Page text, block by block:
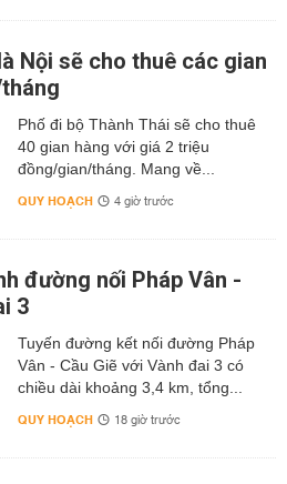
Nội sẽ cho thuê các gian
Phố đi bộ Thành Thái sẽ cho thuê
40 gian hàng với giá 2 triệu
đồng/gian/tháng. Mang về...
QUY HOẠCH 4 giờ trước
đường nối Pháp Vân -
3
Tuyến đường kết nối đường Pháp
Vân - Cầu Giẽ với Vành đai 3 có
chiều dài khoảng 3,4 km, tổng...
QUY HOẠCH 18 giờ trước